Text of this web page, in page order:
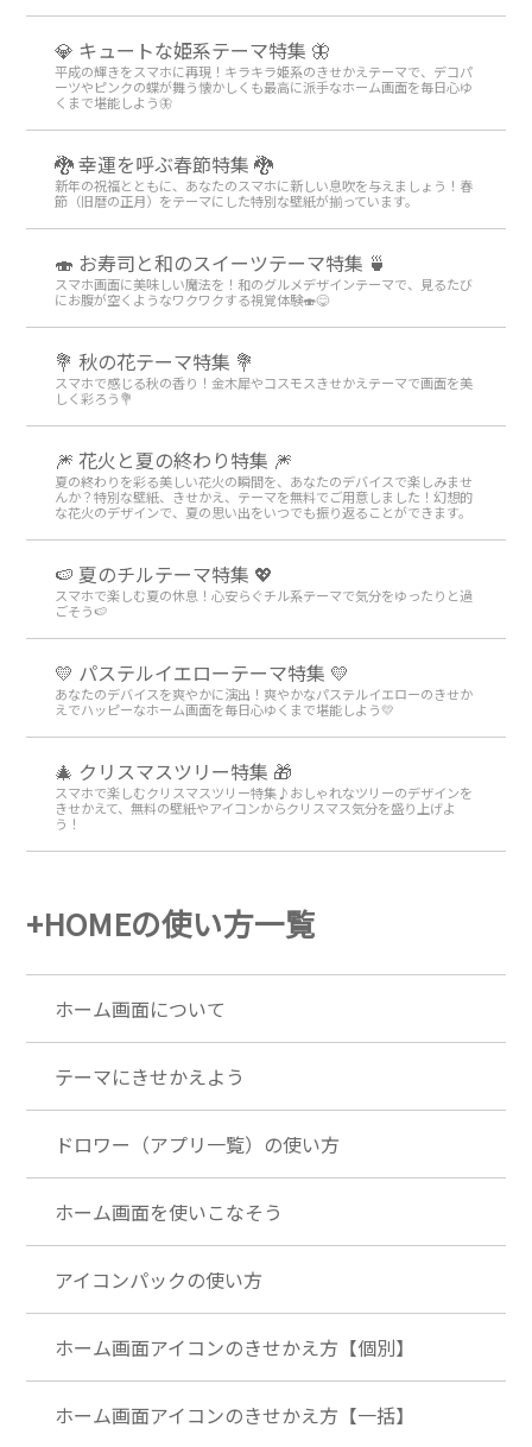
💎 キュートな姫系テーマ特集 🦋
平成の輝きをスマホに再現！キラキラ姫系のきせかえテーマで、デコパ
ーツやピンクの蝶が舞う懐かしくも最高に派手なホーム画面を毎日心ゆ
くまで堪能しよう🦋
🐉 幸運を呼ぶ春節特集 🐉
新年の祝福とともに、あなたのスマホに新しい息吹を与えましょう！春
節（旧暦の正月）をテーマにした特別な壁紙が揃っています。
🍣 お寿司と和のスイーツテーマ特集 🍵
スマホ画面に美味しい魔法を！和のグルメデザインテーマで、見るたび
にお腹が空くようなワクワクする視覚体験🍣😋
💐 秋の花テーマ特集 💐
スマホで感じる秋の香り！金木犀やコスモスきせかえテーマで画面を美
しく彩ろう💐
🎆 花火と夏の終わり特集 🎆
夏の終わりを彩る美しい花火の瞬間を、あなたのデバイスで楽しみませ
んか？特別な壁紙、きせかえ、テーマを無料でご用意しました！幻想的
な花火のデザインで、夏の思い出をいつでも振り返ることができます。
🍉 夏のチルテーマ特集 💖
スマホで楽しむ夏の休息！心安らぐチル系テーマで気分をゆったりと過
ごそう🍉
💛 パステルイエローテーマ特集 💛
あなたのデバイスを爽やかに演出！爽やかなパステルイエローのきせか
えでハッピーなホーム画面を毎日心ゆくまで堪能しよう💛
🎄 クリスマスツリー特集 🎁
スマホで楽しむクリスマスツリー特集♪おしゃれなツリーのデザインを
きせかえて、無料の壁紙やアイコンからクリスマス気分を盛り上げよ
う！
+HOMEの使い方一覧
ホーム画面について
テーマにきせかえよう
ドロワー（アプリ一覧）の使い方
ホーム画面を使いこなそう
アイコンパックの使い方
ホーム画面アイコンのきせかえ方【個別】
ホーム画面アイコンのきせかえ方【一括】